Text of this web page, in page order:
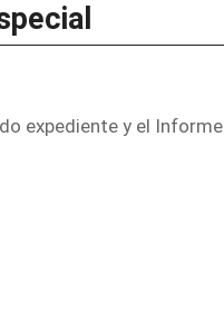
expediente y el Informe